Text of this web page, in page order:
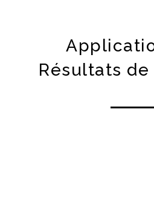
Résultats